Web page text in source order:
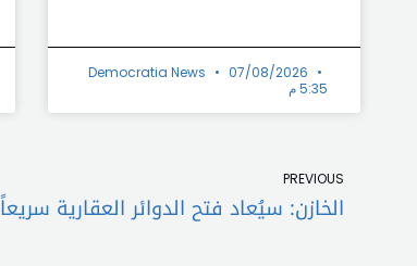
Democratia News
07/08/2026
5:35 م
PREVIOUS
الخازن: سيُعاد فتح الدوائر العقارية سريعاً